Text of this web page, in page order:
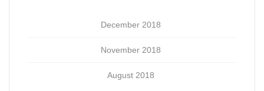
December 2018
November 2018
August 2018